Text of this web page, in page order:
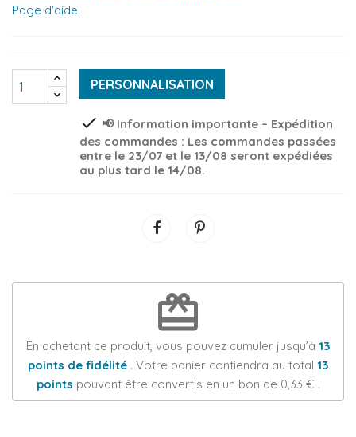
Page d'aide.
PERSONNALISATION
check 📢 Information importante – Expédition
des commandes : Les commandes passées
entre le 23/07 et le 13/08 seront expédiées
au plus tard le 14/08.
redeem
En achetant ce produit, vous pouvez cumuler jusqu’à 13
points de fidélité . Votre panier contiendra au total 13
points pouvant être convertis en un bon de 0,33 € .